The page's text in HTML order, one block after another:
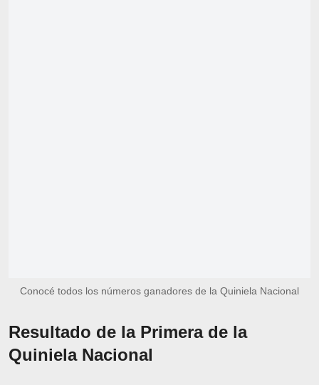
Conocé todos los números ganadores de la Quiniela Nacional
Resultado de la Primera de la
Quiniela Nacional